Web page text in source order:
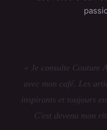
« Je consulte Couture
avec mon café. Les
inspirants et toujours
C'est devenu mon